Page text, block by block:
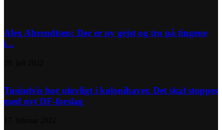
Alex Ahrendtsen: Der er ny gejst og tro på tingene
i...
Tusindvis bor ulovligt i kolonihaver. Det skal stoppes
med nyt DF-forslag